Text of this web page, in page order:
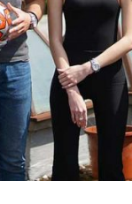
INSTITUT „PETAR